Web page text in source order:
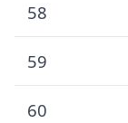
58
59
60